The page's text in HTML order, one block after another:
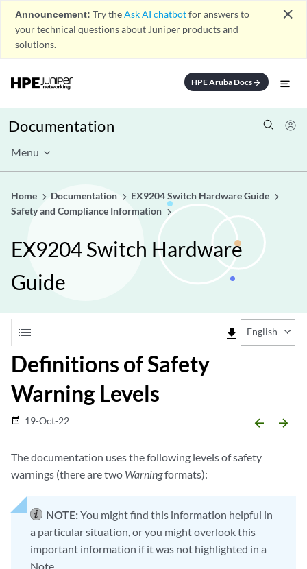
Announcement: Try theAsk AI chatbotfor answers to
your technical questions about Juniper products and
solutions.
close
HPE Aruba Docsarrow_forward
Documentation
Menu
Home Documentation
EX9204 Switch Hardware Guide
Safety and Compliance Information
EX9204 Switch Hardware
Guide
list file_download English
Definitions of Safety
Warning Levels
date_range 19-Oct-22 arrow_backward arrow_forward
The documentation uses the following levels of safety
warnings (there are two Warningformats):
NOTE:You might find this information helpful in
a particular situation, or you might overlook this
important information if it was not highlighted in a
Note.